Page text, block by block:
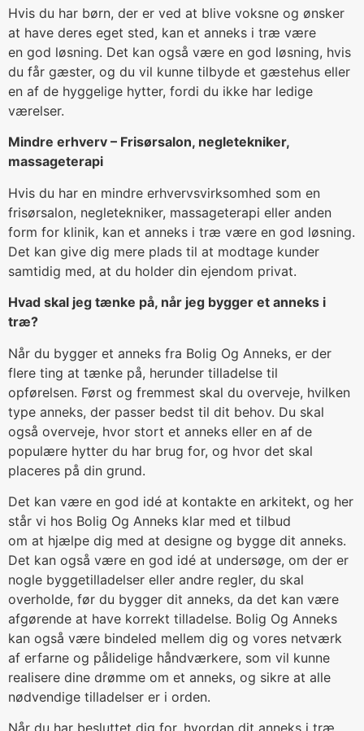
Hvis du har børn, der er ved at blive voksne og ønsker
at have deres eget sted, kan et anneks i træ være
en god løsning. Det kan også være en god løsning, hvis
du får gæster, og du vil kunne tilbyde et gæstehus eller
en af de hyggelige hytter, fordi du ikke har ledige
værelser.
Mindre erhverv – Frisørsalon, negletekniker,
massageterapi
Hvis du har en mindre erhvervsvirksomhed som en
frisørsalon, negletekniker, massageterapi eller anden
form for klinik, kan et anneks i træ være en god løsning.
Det kan give dig mere plads til at modtage kunder
samtidig med, at du holder din ejendom privat.
Hvad skal jeg tænke på, når jeg bygger et anneks i
træ?
Når du bygger et anneks fra Bolig Og Anneks, er der
flere ting at tænke på, herunder tilladelse til
opførelsen. Først og fremmest skal du overveje, hvilken
type anneks, der passer bedst til dit behov. Du skal
også overveje, hvor stort et anneks eller en af de
populære hytter du har brug for, og hvor det skal
placeres på din grund.
Det kan være en god idé at kontakte en arkitekt, og her
står vi hos Bolig Og Anneks klar med et tilbud
om at hjælpe dig med at designe og bygge dit anneks.
Det kan også være en god idé at undersøge, om der er
nogle byggetilladelser eller andre regler, du skal
overholde, før du bygger dit anneks, da det kan være
afgørende at have korrekt tilladelse. Bolig Og Anneks
kan også være bindeled mellem dig og vores netværk
af erfarne og pålidelige håndværkere, som vil kunne
realisere dine drømme om et anneks, og sikre at alle
nødvendige tilladelser er i orden.